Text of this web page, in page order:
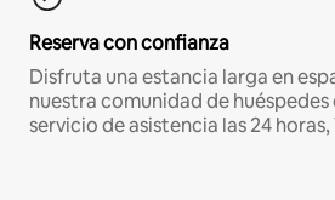
Reserva con confianza
Disfruta una estancia larga en
nuestra comunidad de
servicio de asistencia las 24 horas,